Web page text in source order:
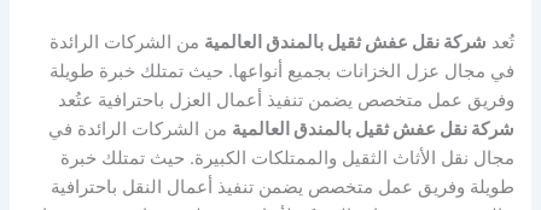
تُعد شركة نقل عفش ثقيل بالمندق العالمية من الشركات الرائدة
في مجال عزل الخزانات بجميع أنواعها. حيث تمتلك خبرة طويلة
وفريق عمل متخصص يضمن تنفيذ أعمال العزل باحترافية عتُعد
شركة نقل عفش ثقيل بالمندق العالمية من الشركات الرائدة في
مجال نقل الأثاث الثقيل والممتلكات الكبيرة. حيث تمتلك خبرة
طويلة وفريق عمل متخصص يضمن تنفيذ أعمال النقل باحترافية